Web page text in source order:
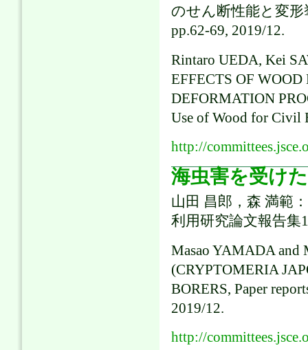
のせん断性能と変形
pp.62-69, 2019/12.
Rintaro UEDA, Kei
EFFECTS OF
DEFORMATION
Use of Wood for Civil
http://
海虫害を受け
山田 昌郎，森 満範
利用研究論文報告集
Masao YAMADA and
(CRYPTOMERIA
BORERS, Paper
2019/12.
http://